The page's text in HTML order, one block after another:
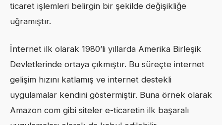
ticaret işlemleri belirgin bir şekilde değişikliğe
uğramıştır.
İnternet ilk olarak 1980’li yıllarda Amerika Birleşik
Devletlerinde ortaya çıkmıştır. Bu süreçte internet
gelişim hızını katlamış ve internet destekli
uygulamalar kendini göstermiştir. Buna örnek olarak
Amazon com gibi siteler e-ticaretin ilk başaralı